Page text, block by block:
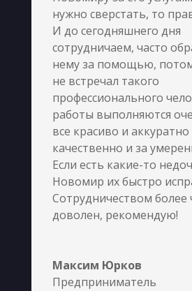
нужно сверстать, то
И до сегодняшнего дня
сотрудничаем, часто
нему за помощью,
не встречал такого
профессионального
работы выполняются
все красиво и
качественно и за
Если есть какие-то
Новомир их быстро
Сотрудничеством более
доволен, рекомендую!
Максим Юрков
Предприниматель